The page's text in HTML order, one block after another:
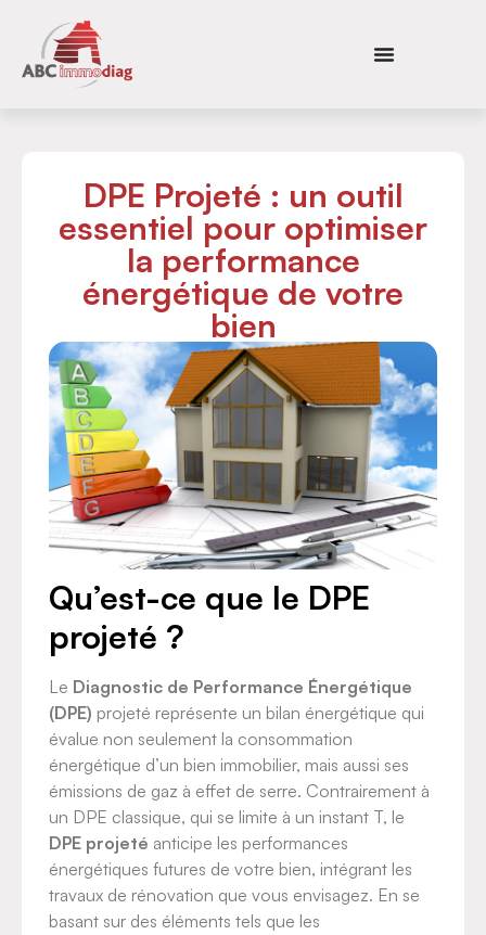
DPE Projeté : un outil
essentiel pour optimiser
la performance
énergétique de votre
bien
Qu’est-ce que le DPE
projeté ?
Le Diagnostic de Performance Énergétique
(DPE) projeté représente un bilan énergétique qui
évalue non seulement la consommation
énergétique d’un bien immobilier, mais aussi ses
émissions de gaz à effet de serre. Contrairement à
un DPE classique, qui se limite à un instant T, le
DPE projeté anticipe les performances
énergétiques futures de votre bien, intégrant les
travaux de rénovation que vous envisagez. En se
basant sur des éléments tels que les